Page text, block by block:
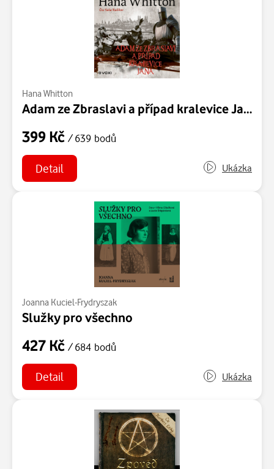
Hana Whitton
Adam ze Zbraslavi a případ kralevice Jana
399 Kč / 639 bodů
Detail Ukázka
Joanna Kuciel-Frydryszak
Služky pro všechno
427 Kč / 684 bodů
Detail Ukázka